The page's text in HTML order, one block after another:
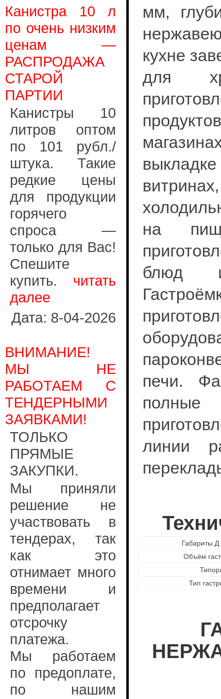
Канистра 10 л
по очень низким
ценам —
РАСПРОДАЖА
СТАРОЙ
ПАРТИИ
Канистры 10
литров оптом
по 101 рубл./
штука. Такие
редкие цены
для продукции
горячего
спроса —
только для Вас!
Спешите
купить. читать
далее
Дата: 8-04-2026
ВНИМАНИЕ!
МЫ НЕ
РАБОТАЕМ С
ТЕНДЕРНЫМИ
ЗАЯВКАМИ!
ТОЛЬКО
ПРЯМЫЕ
ЗАКУПКИ.
Мы приняли
решение не
участвовать в
тендерах, так
как это
отнимает много
времени и
предполагает
отсрочку
платежа.
Мы работаем
по предоплате,
по нашим
мм,
кухне
для
на
блюд
печи.
полные
линии
Габариты
Объём
Тип